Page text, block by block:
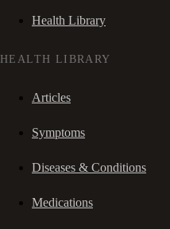
Health Library
HEALTH LIBRARY
Articles
Symptoms
Diseases & Conditions
Medications